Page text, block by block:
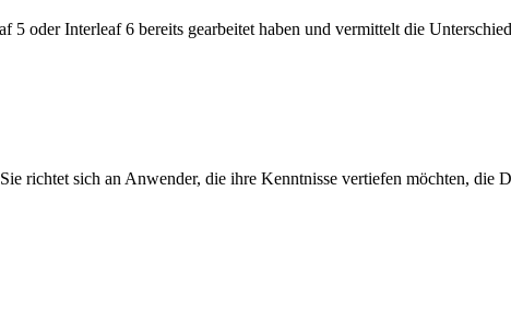
Interleaf 6 bereits gearbeitet haben und vermittelt die
sich an Anwender, die ihre Kenntnisse vertiefen möchten, die